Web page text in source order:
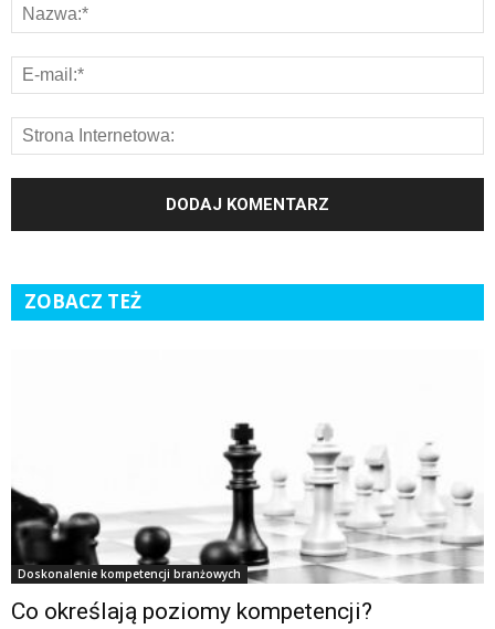
ZOBACZ TEŻ
Doskonalenie kompetencji branżowych
Co określają poziomy kompetencji?